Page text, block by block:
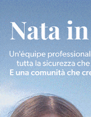
Estra Notizie
studenti
debutta il
Più lette